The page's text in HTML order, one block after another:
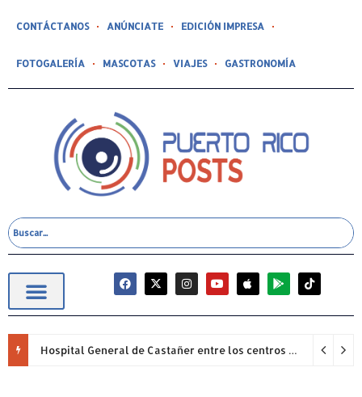
CONTÁCTANOS ANÚNCIATE EDICIÓN IMPRESA
FOTOGALERÍA MASCOTAS VIAJES GASTRONOMÍA
Hospital General de Castañer entre los centros de salud comunitarios con mejor desempeño clínico de Estados Unidos